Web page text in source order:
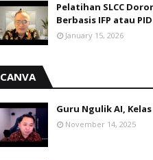
Pelatihan SLCC
Berbasis IFP atau PID
January 15, 2026
CANVA
Guru Ngulik AI,
November 14, 2025